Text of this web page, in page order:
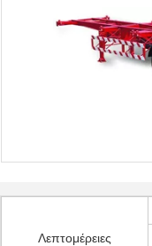
Λεπτομέρειες